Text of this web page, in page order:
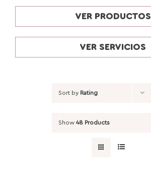
VER PRODUCTOS
VER SERVICIOS
Sort by Rating
Show 48 Products